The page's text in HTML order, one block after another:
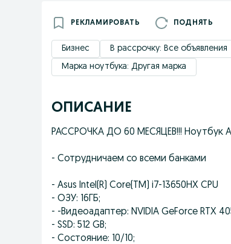
РЕКЛАМИРОВАТЬ ПОДНЯТЬ
Бизнес В рассрочку: Все объявления
Марка ноутбука: Другая марка
ОПИСАНИЕ
РАССРОЧКА ДО 60 МЕСЯЦЕВ!!! Ноутбук
- Сотрудничаем со всеми банками
- Asus Intel(R) Core(TM) i7-13650HX CPU
- ОЗУ: 16ГБ;
- -Видеоадаптер: NVIDIA GeForce RTX
- SSD: 512 GB;
- Состояние: 10/10;